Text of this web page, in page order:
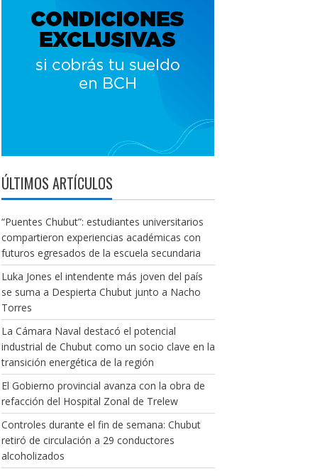
ÚLTIMOS ARTÍCULOS
“Puentes Chubut”: estudiantes universitarios
compartieron experiencias académicas con
futuros egresados de la escuela secundaria
Luka Jones el intendente más joven del país
se suma a Despierta Chubut junto a Nacho
Torres
La Cámara Naval destacó el potencial
industrial de Chubut como un socio clave en la
transición energética de la región
El Gobierno provincial avanza con la obra de
refacción del Hospital Zonal de Trelew
Controles durante el fin de semana: Chubut
retiró de circulación a 29 conductores
alcoholizados